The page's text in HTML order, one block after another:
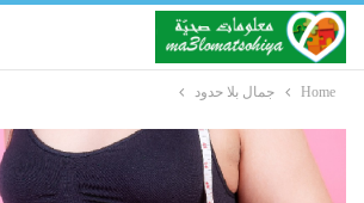
Home جمال بلا حدود